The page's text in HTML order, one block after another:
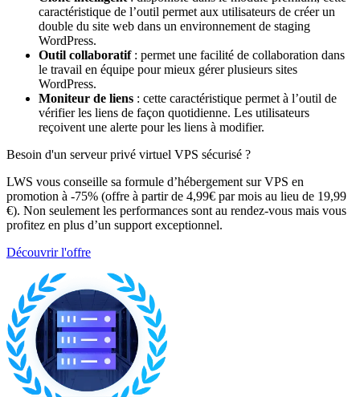
caractéristique de l’outil permet aux utilisateurs de créer un
double du site web dans un environnement de staging
WordPress.
Outil collaboratif: permet une facilité de collaboration dans
le travail en équipe pour mieux gérer plusieurs sites
WordPress.
Moniteur de liens : cette caractéristique permet à l’outil de
vérifier les liens de façon quotidienne. Les utilisateurs
reçoivent une alerte pour les liens à modifier.
Besoin d'un serveur privé virtuel VPS sécurisé ?
LWS vous conseille sa formule d’hébergement sur VPS en
promotion à -75% (offre à partir de 4,99€ par mois au lieu de 19,99
€). Non seulement les performances sont au rendez-vous mais vous
profitez en plus d’un support exceptionnel.
Découvrir l'offre